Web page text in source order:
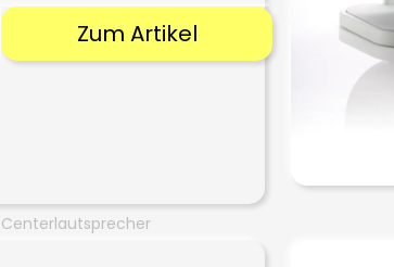
Zum Artikel
Centerlautsprecher